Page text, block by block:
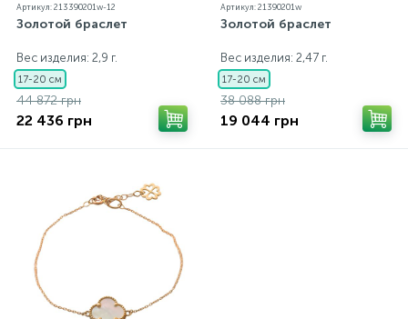
Артикул: 213390201w-12
Золотой браслет
Вес изделия: 2,9 г.
17-20 см
44 872 грн
22 436 грн
Артикул: 21390201w
Золотой браслет
Вес изделия: 2,47 г.
17-20 см
38 088 грн
19 044 грн